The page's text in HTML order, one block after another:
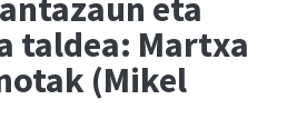
taldea: Martxa
(Mikel